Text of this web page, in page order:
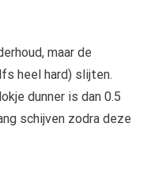
maar de
heel hard) slijten.
dunner is dan 0.5
schijven zodra deze